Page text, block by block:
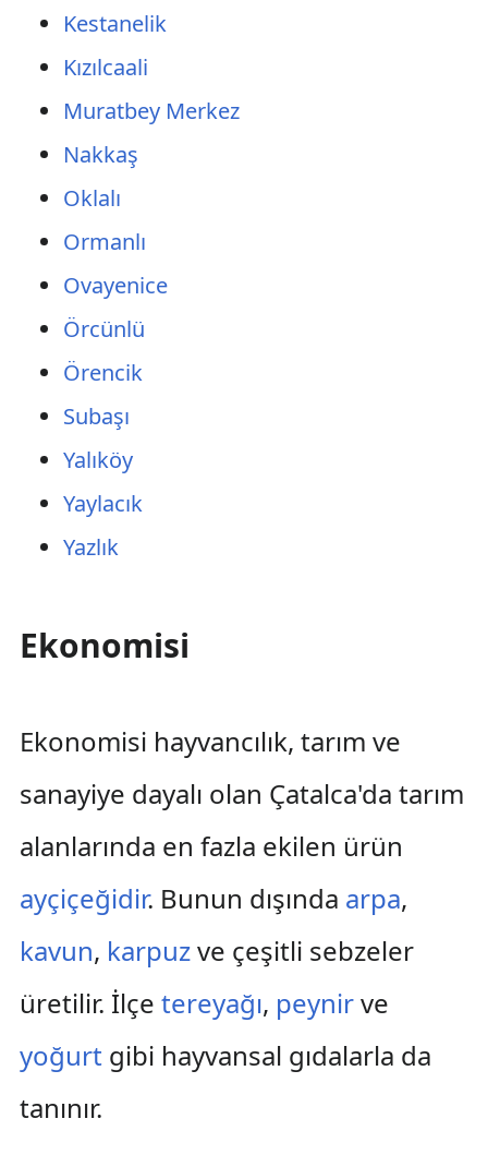
Kestanelik
Kızılcaali
Muratbey Merkez
Nakkaş
Oklalı
Ormanlı
Ovayenice
Örcünlü
Örencik
Subaşı
Yalıköy
Yaylacık
Yazlık
Ekonomisi
Ekonomisi hayvancılık, tarım ve
sanayiye dayalı olan Çatalca'da tarım
alanlarında en fazla ekilen ürün
ayçiçeğidir. Bunun dışında arpa,
kavun, karpuzve çeşitli sebzeler
üretilir. İlçe tereyağı, peynirve
yoğurtgibi hayvansal gıdalarla da
tanınır.